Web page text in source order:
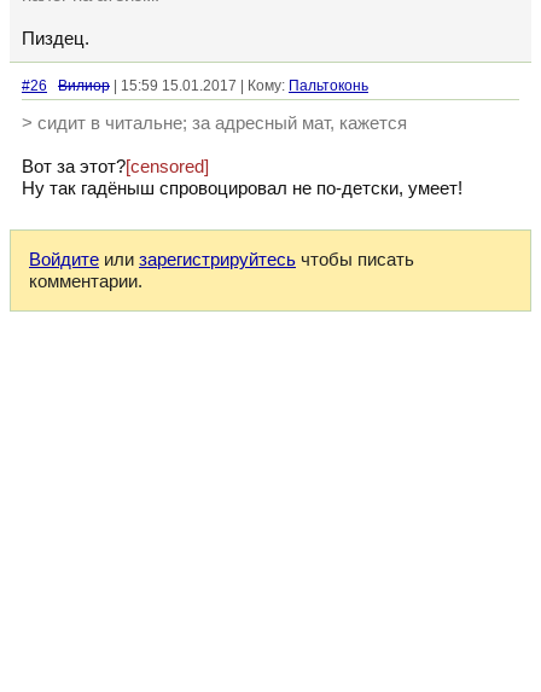
Пиздец.
#26 Вилиор | 15:59 15.01.2017 | Кому: Пальтоконь
> сидит в читальне; за адресный мат, кажется
Вот за этот?[censored]
Ну так гадёныш спровоцировал не по-детски, умеет!
Войдите или зарегистрируйтесь чтобы писать
комментарии.